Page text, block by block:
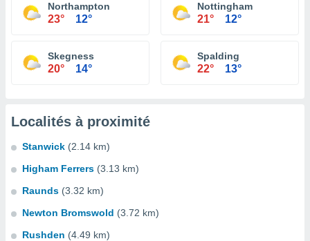
Northampton
23° 12°
Nottingham
21° 12°
Skegness
20° 14°
Spalding
22° 13°
Localités à proximité
Stanwick (2.14 km)
Higham Ferrers (3.13 km)
Raunds (3.32 km)
Newton Bromswold (3.72 km)
Rushden (4.49 km)